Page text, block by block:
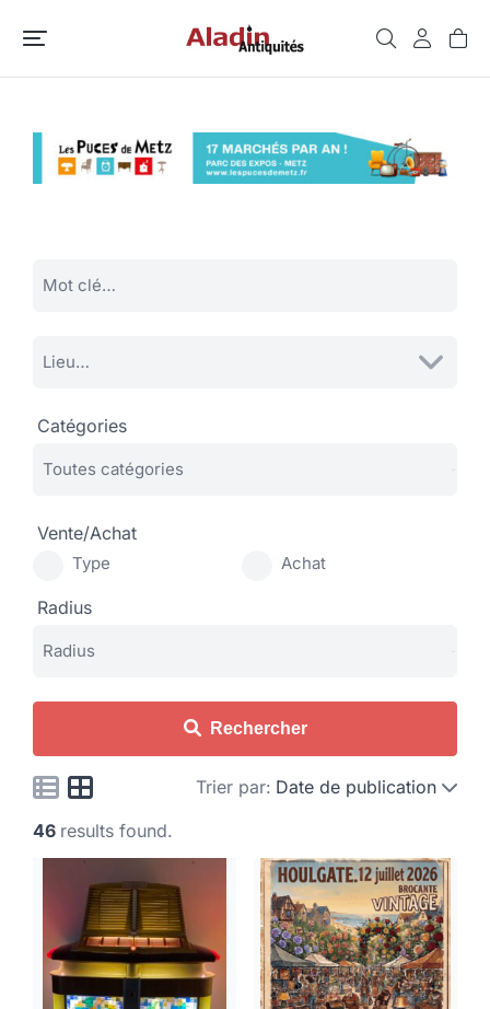
Catégories
Vente/Achat
Type Achat
Radius
Rechercher
Trier par: Date de publication
46 results found.